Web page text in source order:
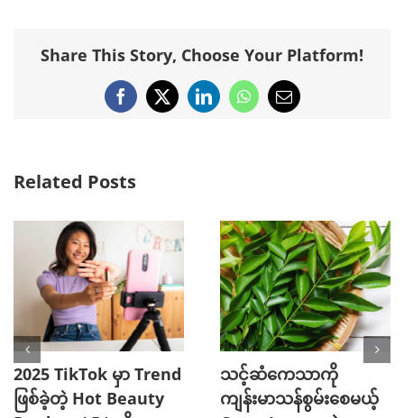
Share This Story, Choose Your Platform!
Facebook
X LinkedInWhatsApp
Email
Related Posts
2025 TikTok မှာ Trend
ဖြစ်ခဲ့တဲ့ Hot Beauty
သင့်ဆံကေသာကို
ကျန်းမာသန်စွမ်းစေမယ့်